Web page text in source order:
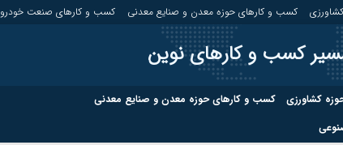
کسب و کارهای حوزه معدن و صنایع معدنی
کسب و کارهای صنعت خودرو
کسب و کارهای نوین
کشاورزی
کسب و کارهای حوزه معدن و صنایع معدنی